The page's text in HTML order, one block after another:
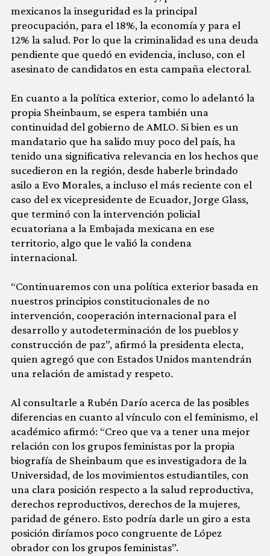
mexicanos la inseguridad es la principal
preocupación, para el 18%, la economía y para el
12% la salud. Por lo que la criminalidad es una deuda
pendiente que quedó en evidencia, incluso, con el
asesinato de candidatos en esta campaña electoral.
En cuanto a la política exterior, como lo adelantó la
propia Sheinbaum, se espera también una
continuidad del gobierno de AMLO. Si bien es un
mandatario que ha salido muy poco del país, ha
tenido una significativa relevancia en los hechos que
sucedieron en la región, desde haberle brindado
asilo a Evo Morales, a incluso el más reciente con el
caso del ex vicepresidente de Ecuador, Jorge Glass,
que terminó con la intervención policial
ecuatoriana a la Embajada mexicana en ese
territorio, algo que le valió la condena
internacional.
“Continuaremos con una política exterior basada en
nuestros principios constitucionales de no
intervención, cooperación internacional para el
desarrollo y autodeterminación de los pueblos y
construcción de paz”, afirmó la presidenta electa,
quien agregó que con Estados Unidos mantendrán
una relación de amistad y respeto.
Al consultarle a Rubén Darío acerca de las posibles
diferencias en cuanto al vínculo con el feminismo, el
académico afirmó: “Creo que va a tener una mejor
relación con los grupos feministas por la propia
biografía de Sheinbaum que es investigadora de la
Universidad, de los movimientos estudiantiles, con
una clara posición respecto a la salud reproductiva,
derechos reproductivos, derechos de la mujeres,
paridad de género. Esto podría darle un giro a esta
posición diríamos poco congruente de López
obrador con los grupos feministas”.